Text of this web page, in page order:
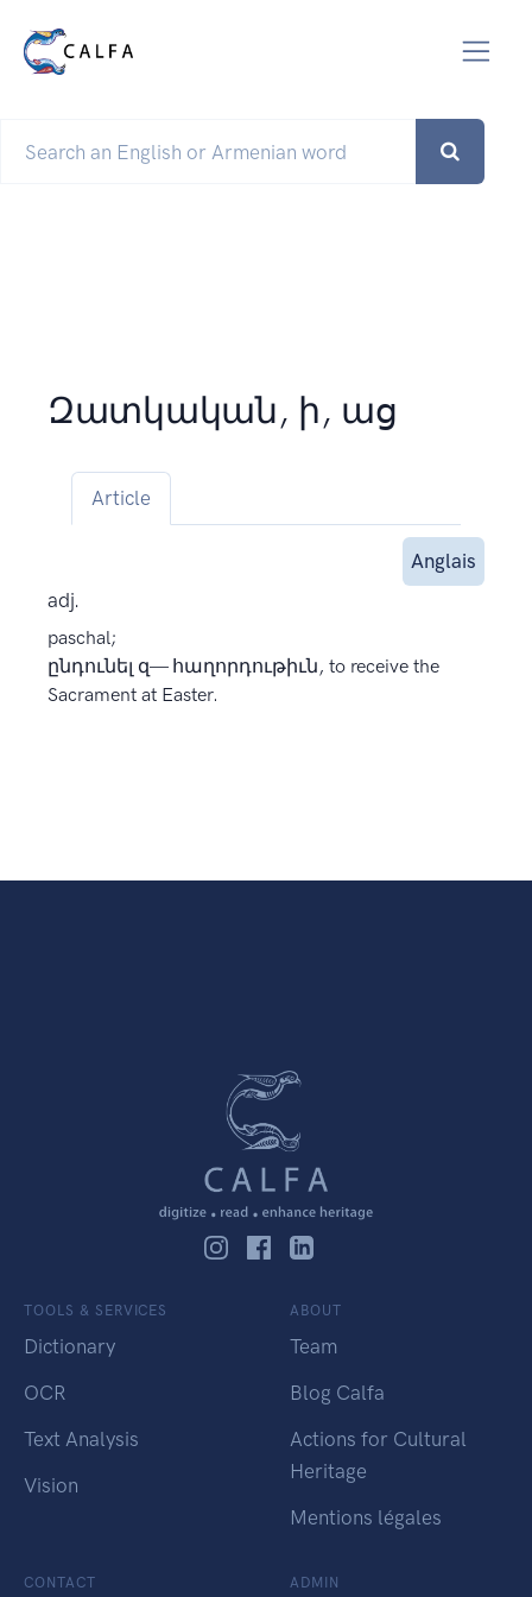
Զատկական, ի, աց
Article
Anglais
adj.
paschal;
ընդունել զ— հաղորդութիւն, to receive the
Sacrament at Easter.
TOOLS & SERVICES
Dictionary
OCR
Text Analysis
Vision
ABOUT
Team
Blog Calfa
Actions for Cultural
Heritage
Mentions légales
CONTACT ADMIN